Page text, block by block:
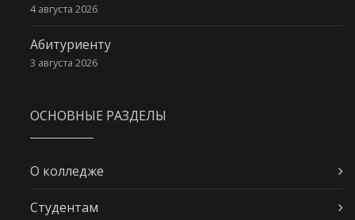
4 августа 2026
Абитуриенту
3 августа 2026
ОСНОВНЫЕ РАЗДЕЛЫ
О колледже
Студентам